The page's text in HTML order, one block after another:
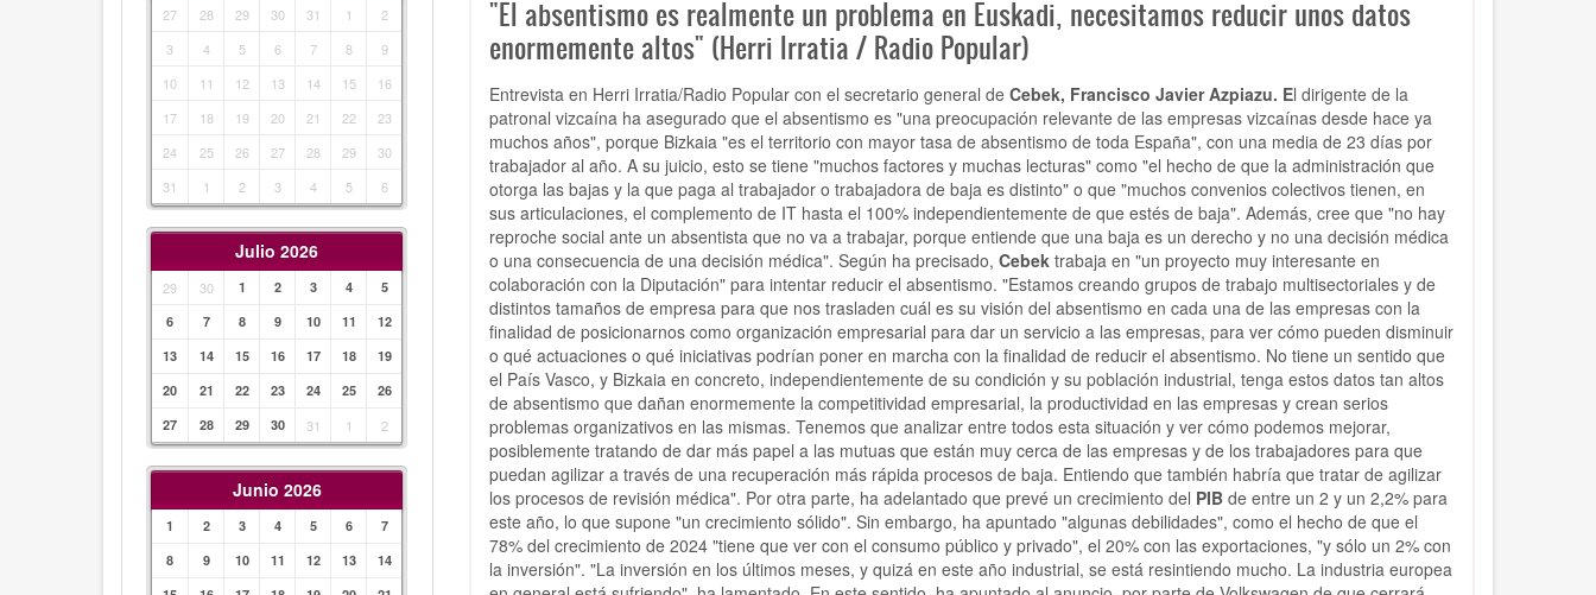
27 28 29 30 31 1
2
3
4 5 6 7 8
9
10
11 12 13 14 15
16
17
18 19 20 21 22
23
24
25 26 27 28 29
30
31
1 2 3 4 5 6
Julio 2026
29 30 1 2 3 4
5
6
7 8 9 10 11
12
13
14 15 16 17 18
19
20
21 22 23 24 25
26
27
28 29 30 31 1 2
Junio 2026
1 2 3 4 5 6
7
8
9 10 11 12 13
14
"El absentismo es realmente un problema en Euskadi, necesitamos reducir unos datos
enormemente altos" (Herri Irratia / Radio Popular)
Entrevista en Herri Irratia/Radio Popular con el secretario general de Cebek, Francisco Javier Azpiazu. El dirigente de la
patronal vizcaína ha asegurado que el absentismo es "una preocupación relevante de las empresas vizcaínas desde hace ya
muchos años", porque Bizkaia "es el territorio con mayor tasa de absentismo de toda España", con una media de 23 días por
trabajador al año. A su juicio, esto se tiene "muchos factores y muchas lecturas" como "el hecho de que la administración que
otorga las bajas y la que paga al trabajador o trabajadora de baja es distinto" o que "muchos convenios colectivos tienen, en
sus articulaciones, el complemento de IT hasta el 100% independientemente de que estés de baja". Además, cree que "no hay
reproche social ante un absentista que no va a trabajar, porque entiende que una baja es un derecho y no una decisión médica
o una consecuencia de una decisión médica". Según ha precisado, Cebek trabaja en "un proyecto muy interesante en
colaboración con la Diputación" para intentar reducir el absentismo. "Estamos creando grupos de trabajo multisectoriales y de
distintos tamaños de empresa para que nos trasladen cuál es su visión del absentismo en cada una de las empresas con la
finalidad de posicionarnos como organización empresarial para dar un servicio a las empresas, para ver cómo pueden disminuir
o qué actuaciones o qué iniciativas podrían poner en marcha con la finalidad de reducir el absentismo. No tiene un sentido que
el País Vasco, y Bizkaia en concreto, independientemente de su condición y su población industrial, tenga estos datos tan altos
de absentismo que dañan enormemente la competitividad empresarial, la productividad en las empresas y crean serios
problemas organizativos en las mismas. Tenemos que analizar entre todos esta situación y ver cómo podemos mejorar,
posiblemente tratando de dar más papel a las mutuas que están muy cerca de las empresas y de los trabajadores para que
puedan agilizar a través de una recuperación más rápida procesos de baja. Entiendo que también habría que tratar de agilizar
los procesos de revisión médica". Por otra parte, ha adelantado que prevé un crecimiento del PIBde entre un 2 y un 2,2% para
este año, lo que supone "un crecimiento sólido". Sin embargo, ha apuntado "algunas debilidades", como el hecho de que el
78% del crecimiento de 2024 "tiene que ver con el consumo público y privado", el 20% con las exportaciones, "y sólo un 2% con
la inversión". "La inversión en los últimos meses, y quizá en este año industrial, se está resintiendo mucho. La industria europea